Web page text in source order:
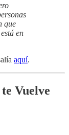
que
en
aquí.
Vuelve